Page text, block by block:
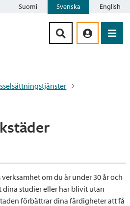
Suomi Svenska English
om du är under 30 år och
dina studier eller har blivit utan
förbättrar dina färdigheter att få